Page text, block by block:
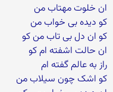
ان خلوت مهتاب من
کو دیده بی خواب من
کو ان دل بی تاب من کو
ان حالت اشفته ام کو
راز به عالم گفته ام
کو اشک چون سیلاب من